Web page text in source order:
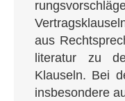
aus
li­te­ra­tur zu
Klau­seln. Bei
ins­be­son­de­re